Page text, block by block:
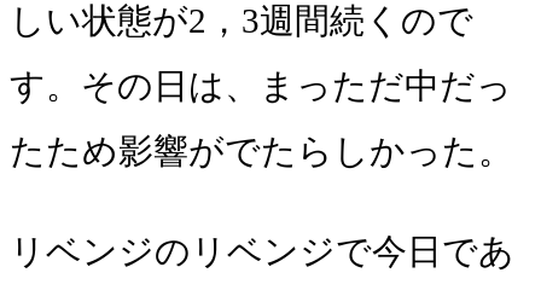
しい状態が2，3週間続くので
す。その日は、まっただ中だっ
たため影響がでたらしかった。
リベンジのリベンジで今日であ